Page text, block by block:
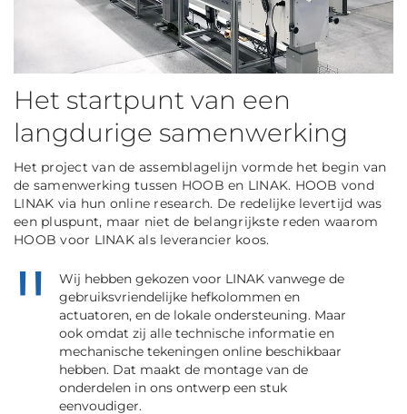
Het startpunt van een
langdurige samenwerking
Het project van de assemblagelijn vormde het begin van
de samenwerking tussen HOOB en LINAK. HOOB vond
LINAK via hun online research. De redelijke levertijd was
een pluspunt, maar niet de belangrijkste reden waarom
HOOB voor LINAK als leverancier koos.
Wij hebben gekozen voor LINAK vanwege de
gebruiksvriendelijke hefkolommen en
actuatoren, en de lokale ondersteuning. Maar
ook omdat zij alle technische informatie en
mechanische tekeningen online beschikbaar
hebben. Dat maakt de montage van de
onderdelen in ons ontwerp een stuk
eenvoudiger.